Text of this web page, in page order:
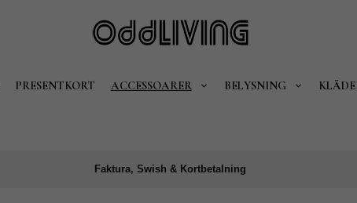
PRESENTKORT ACCESSOARER BELYSNING
Faktura, Swish & Kortbetalning